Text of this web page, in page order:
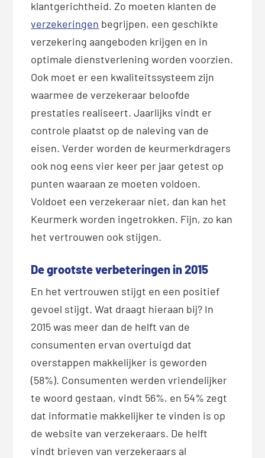
klantgerichtheid. Zo moeten klanten de
verzekeringen begrijpen, een geschikte
verzekering aangeboden krijgen en in
optimale dienstverlening worden voorzien.
Ook moet er een kwaliteitssysteem zijn
waarmee de verzekeraar beloofde
prestaties realiseert. Jaarlijks vindt er
controle plaatst op de naleving van de
eisen. Verder worden de keurmerkdragers
ook nog eens vier keer per jaar getest op
punten waaraan ze moeten voldoen.
Voldoet een verzekeraar niet, dan kan het
Keurmerk worden ingetrokken. Fijn, zo kan
het vertrouwen ook stijgen.
De grootste verbeteringen in 2015
En het vertrouwen stijgt en een positief
gevoel stijgt. Wat draagt hieraan bij? In
2015 was meer dan de helft van de
consumenten ervan overtuigd dat
overstappen makkelijker is geworden
(58%). Consumenten werden vriendelijker
te woord gestaan, vindt 56%, en 54% zegt
dat informatie makkelijker te vinden is op
de website van verzekeraars. De helft
vindt brieven van verzekeraars al